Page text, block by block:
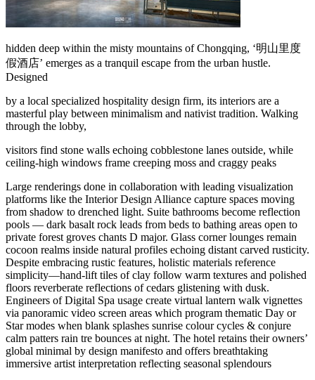
hidden deep within the misty mountains of Chongqing, ‘明山里度
假酒店’ emerges as a tranquil escape from the urban hustle.
Designed
by a local specialized hospitality design firm, its interiors are a
masterful play between minimalism and nativist tradition. Walking
through the lobby,
visitors find stone walls echoing cobblestone lanes outside, while
ceiling-high windows frame creeping moss and craggy peaks
Large renderings done in collaboration with leading visualization
platforms like the Interior Design Alliance capture spaces moving
from shadow to drenched light. Suite bathrooms become reflection
pools — dark basalt rock leads from beds to bathing areas open to
private forest groves chants D major. Glass corner lounges remain
cocoon realms inside natural profiles echoing distant carved rusticity.
Despite embracing rustic features, holistic materials reference
simplicity—hand-lift tiles of clay follow warm textures and polished
floors reverberate reflections of cedars glistening with dusk.
Engineers of Digital Spa usage create virtual lantern walk vignettes
via panoramic video screen areas which program thematic Day or
Star modes when blank splashes sunrise colour cycles & conjure
calm patters rain tre bounces at night. The hotel retains their owners’
global minimal by design manifesto and offers breathtaking
immersive artist interpretation reflecting seasonal splendours